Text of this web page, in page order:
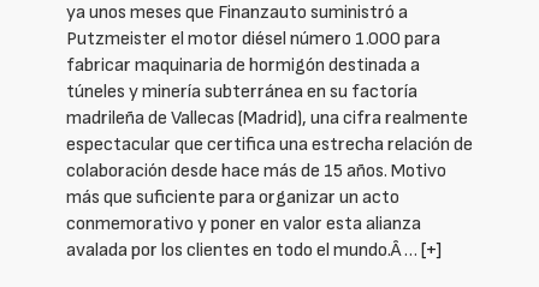
ya unos meses que Finanzauto suministró a
Putzmeister el motor diésel número 1.000 para
fabricar maquinaria de hormigón destinada a
túneles y minería subterránea en su factoría
madrileña de Vallecas (Madrid), una cifra realmente
espectacular que certifica una estrecha relación de
colaboración desde hace más de 15 años. Motivo
más que suficiente para organizar un acto
conmemorativo y poner en valor esta alianza
avalada por los clientes en todo el mundo.Â … [+]